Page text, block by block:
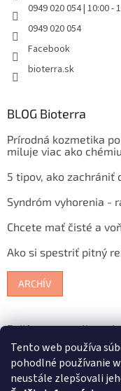
Tento web používa
pohodlné používanie
neustále zlepšovali
0949 020 054 | 10:00 -
0949 020 054
Facebook
bioterra.sk
BLOG Bioterra
Prírodná kozmetika
miluje viac ako
5 tipov, ako zachrániť
Syndróm vyhorenia -
Chcete mať čisté a
Ako si spestriť pitný
ARCHÍV
Prijímame online